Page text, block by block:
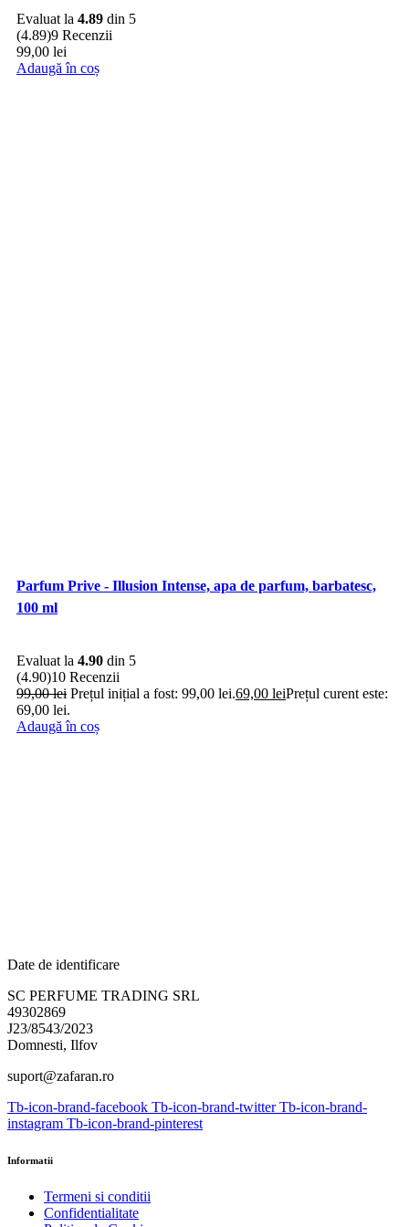
Evaluat la 4.89 din 5
(4.89)9 Recenzii
99,00 lei
Adaugă în coș
Parfum Prive - Illusion Intense, apa de parfum, barbatesc,
100 ml
Evaluat la 4.90 din 5
(4.90)10 Recenzii
99,00lei Prețul inițial a fost: 99,00 lei.69,00 leiPrețul curent este:
69,00 lei.
Adaugă în coș
Date de identificare
SC PERFUME TRADING SRL
49302869
J23/8543/2023
Domnesti, Ilfov
suport@zafaran.ro
Tb-icon-brand-facebook Tb-icon-brand-twitter Tb-icon-brand-
instagram Tb-icon-brand-pinterest
Informatii
Termeni si conditii
Confidentialitate